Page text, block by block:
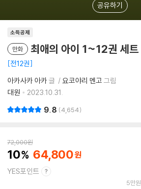
공유하기
소득공제
만화 최애의 아이 1~12권 세트
전12권
아카사카 아카글 요코야리 멘고 그림
대원
2023.10.31.
9.8 4,654
72,000원
10 64,800
YES포인트
5만